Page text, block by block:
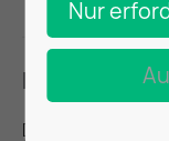
Das Interface